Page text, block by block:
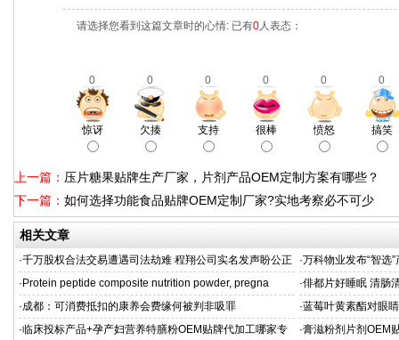
请选择您看到这篇文章时的心情: 已有0人表态：
0 0 0 0 0 0
惊讶 欠揍 支持 很棒 愤怒 搞笑
上一篇： 压片糖果贴牌生产厂家，片剂产品OEM定制方案有哪些？
下一篇： 如何选择功能食品贴牌OEM定制厂家?实地考察必不可少
相关文章
·千万股权合法交易遭遇司法劫难 程翔公司实名发声盼公正
再审
·万科物业发布“智选
· Protein peptide composite nutrition powder, pregna ·俳都片好睡眠 清肠
·成都：可消费抵扣的康养会费缘何被判非吸罪 ·蓝莓叶黄素酯对眼
牌代工
·临床投标产品+孕产妇营养特膳粉OEM贴牌代加工哪家专
·膏滋粉剂片剂OEM